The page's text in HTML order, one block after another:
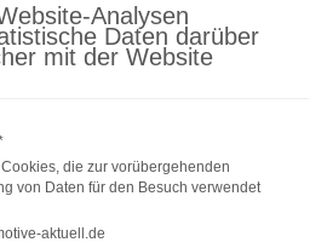
Analysen
Daten darüber
mit der Website
die zur vorübergehenden
von Daten für den Besuch verwendet
aktuell.de